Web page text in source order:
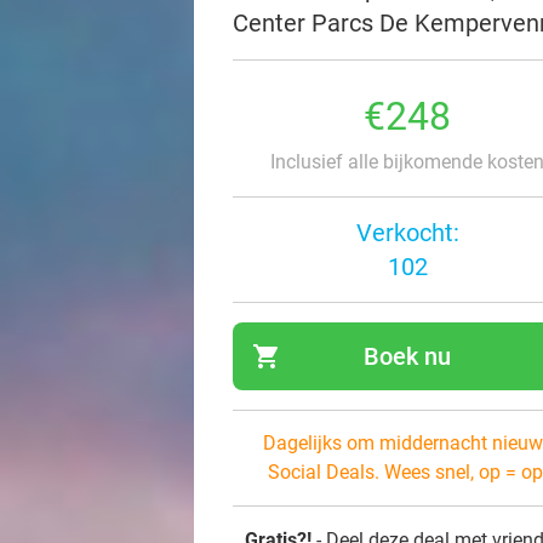
Center Parcs De
€248
Inclusief alle bijkomende kosten
Verkocht:
102
shopping_cart Boek nu
Dagelijks om middernacht
Social Deals. Wees snel, op =